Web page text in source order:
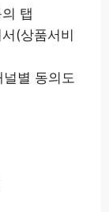
탭
(상품서비
널별 동의도